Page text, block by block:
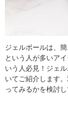
ジェルボールは、
という人が多いア
いう人必見！ジェ
いてご紹介します
ってみるかを検討し